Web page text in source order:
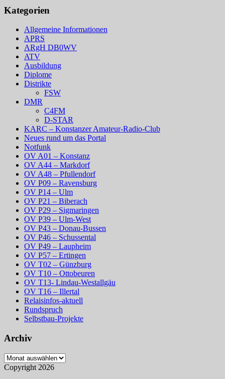
Kategorien
Allgemeine Informationen
APRS
ARgH DB0WV
ATV
Ausbildung
Diplome
Distrikte
FSW
DMR
C4FM
D-STAR
KARC – Konstanzer Amateur-Radio-Club
Neues rund um das Portal
Notfunk
OV A01 – Konstanz
OV A44 – Markdorf
OV A48 – Pfullendorf
OV P09 – Ravensburg
OV P14 – Ulm
OV P21 – Biberach
OV P29 – Sigmaringen
OV P39 – Ulm-West
OV P43 – Donau-Bussen
OV P46 – Schussental
OV P49 – Laupheim
OV P57 – Ertingen
OV T02 – Günzburg
OV T10 – Ottobeuren
OV T13- Lindau-Westallgäu
OV T16 – Illertal
Relaisinfos-aktuell
Rundspruch
Selbstbau-Projekte
Archiv
Archiv
Copyright 2026